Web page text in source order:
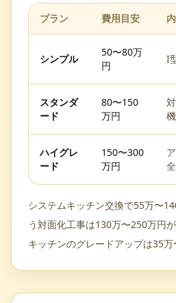
プラン 費用目安
シンプル
50〜80万
円
I
スタンダ
ード
80〜150
万円
ハイグレ
ード
150〜300
万円
システムキッチン交換で55万〜
う対面化工事は130万〜250万円
キッチンのグレードアップは35万